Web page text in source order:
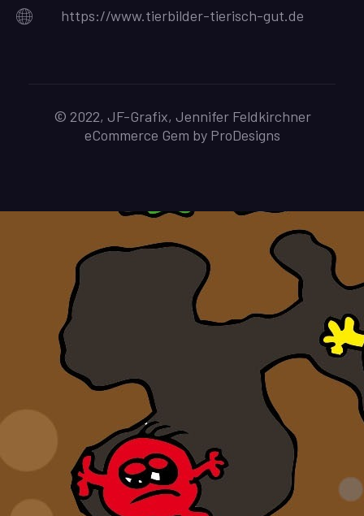
https://www.tierbilder-tierisch-gut.de
© 2022, JF-Grafix, Jennifer Feldkirchner
eCommerce Gem by ProDesigns